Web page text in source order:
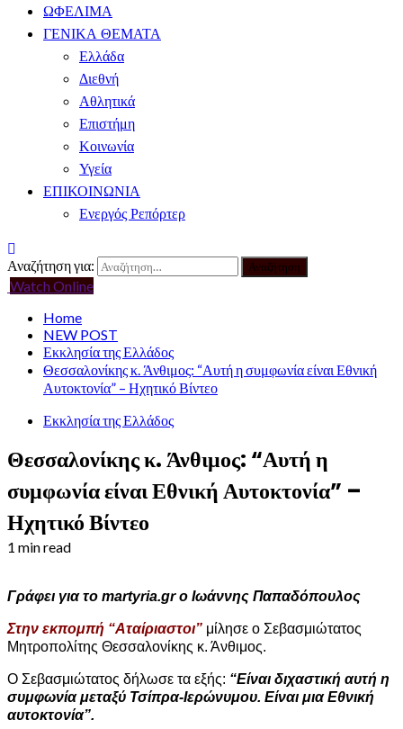
ΩΦΕΛΙΜΑ
ΓΕΝΙΚΑ ΘΕΜΑΤΑ
Ελλάδα
Διεθνή
Αθλητικά
Επιστήμη
Κοινωνία
Υγεία
ΕΠΙΚΟΙΝΩΝΙΑ
Ενεργός Ρεπόρτερ
Αναζήτηση για:
Watch Online
Home
NEW POST
Εκκλησία της Ελλάδος
Θεσσαλονίκης κ. Άνθιμος: “Αυτή η συμφωνία είναι Εθνική
Αυτοκτονία” – Ηχητικό Βίντεο
Εκκλησία της Ελλάδος
Θεσσαλονίκης κ. Άνθιμος: “Αυτή η
συμφωνία είναι Εθνική Αυτοκτονία” –
Ηχητικό Βίντεο
1 min read
Γράφει για το martyria.gr ο Ιωάννης Παπαδόπουλος
Στην εκπομπή “Αταίριαστοι” μίλησε ο Σεβασμιώτατος
Μητροπολίτης Θεσσαλονίκης κ. Άνθιμος.
Ο Σεβασμιώτατος δήλωσε τα εξής: “Είναι διχαστική αυτή η
συμφωνία μεταξύ Τσίπρα-Ιερώνυμου. Είναι μια Εθνική
αυτοκτονία”.